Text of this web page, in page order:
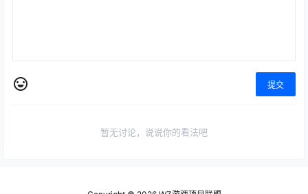
提交
暂无讨论，说说你的看法吧